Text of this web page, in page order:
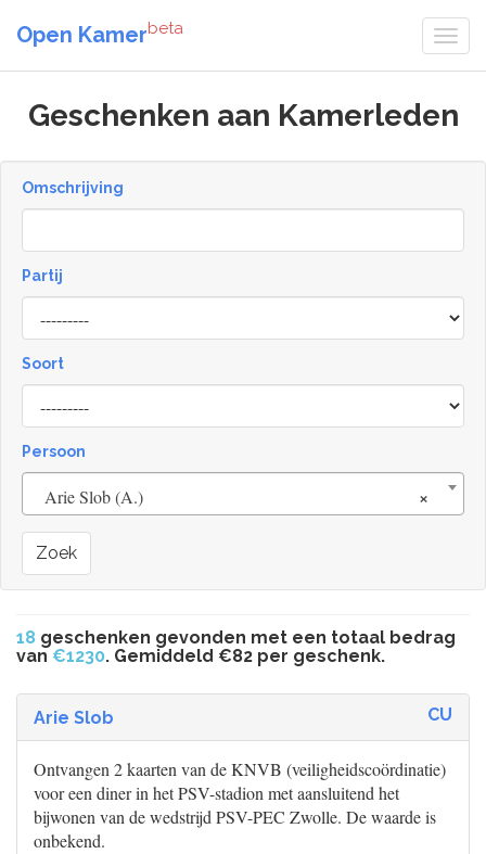
Open Kamerbeta
Geschenken aan Kamerleden
Omschrijving
Partij
Soort
Type
Persoon
×
Arie Slob (A.)
Zoek
18 geschenken gevonden met een totaal bedrag
van €1230. Gemiddeld €82 per geschenk.
Arie Slob CU
Ontvangen 2 kaarten van de KNVB (veiligheidscoördinatie)
voor een diner in het PSV-stadion met aansluitend het
bijwonen van de wedstrijd PSV-PEC Zwolle. De waarde is
onbekend.